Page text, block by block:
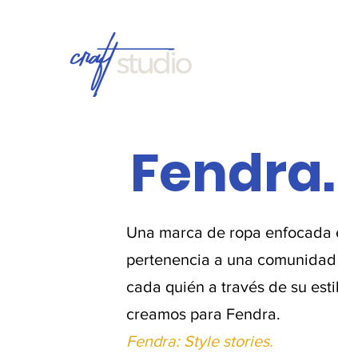
Fendra.
Una marca de ropa
pertenencia a una
cada quién a través de su
creamos para Fendra.
Fendra: Style stories.